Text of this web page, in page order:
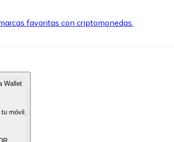
favoritas con criptomonedas.
métodos de pago.
rápida y segura.
Wallet
móvil.